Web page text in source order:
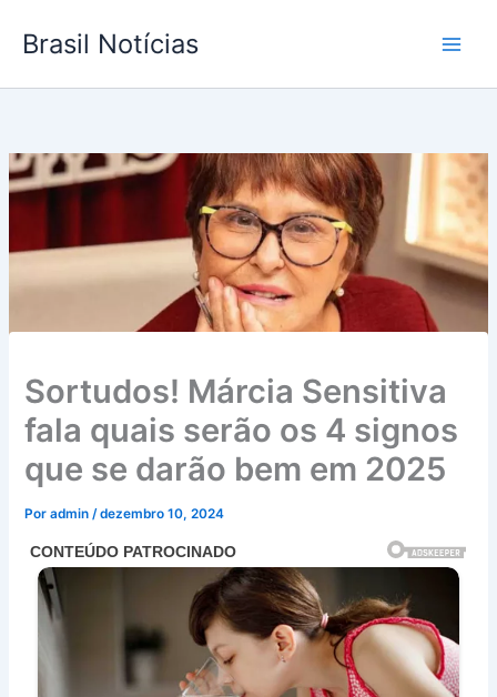
para
conteúdo
Brasil Notícias
Sortudos! Márcia Sensitiva
fala quais serão os 4 signos
que se darão bem em 2025
Poradmin/dezembro 10, 2024